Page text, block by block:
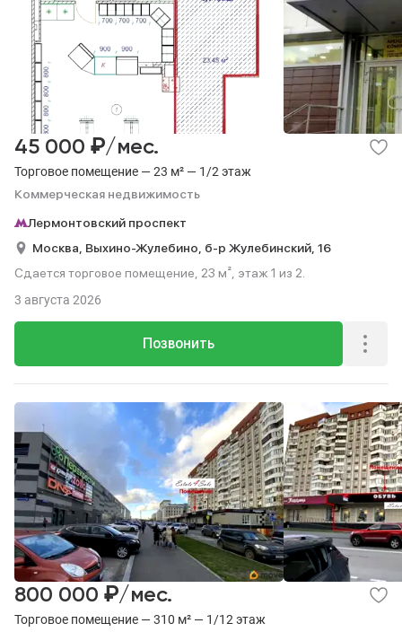
Торговое помещение — 23 м² — 1/2 этаж
Коммерческая недвижимость
45 000 ₽/мес.
Лермонтовский проспект
Москва, Выхино-Жулебино, б-р Жулебинский, 16
Сдается торговое помещение, 23 м², этаж 1 из 2.
Позвонить
3 августа 2026
Торговое помещение — 310 м² — 1/12 этаж
800 000 ₽/мес.